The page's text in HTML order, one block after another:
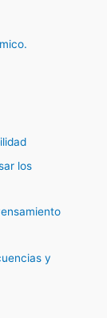
los
y